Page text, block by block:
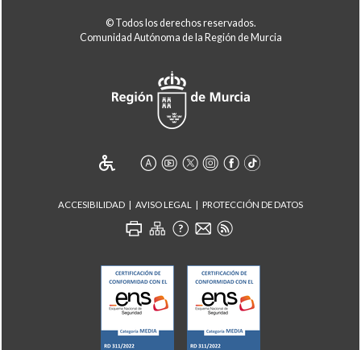
© Todos los derechos reservados.
Comunidad Autónoma de la Región de Murcia
ACCESIBILIDAD AVISO LEGAL PROTECCIÓN DE DATOS